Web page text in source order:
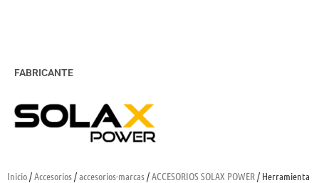
Inicio/Accesorios/accesorios-marcas/ACCESORIOS SOLAX POWER/ Herramienta
FABRICANTE